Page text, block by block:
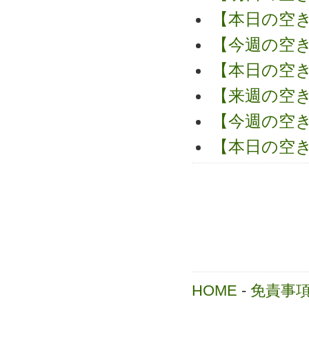
【本日の空
【今週の空
【本日の空
【来週の空
【今週の空
【本日の空
HOME - 免責事